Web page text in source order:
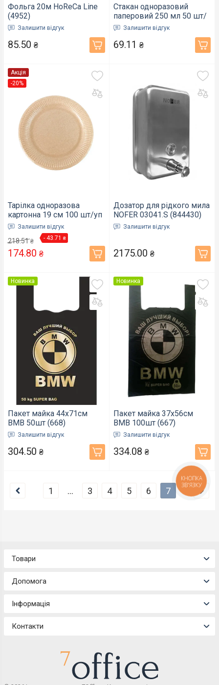
Фольга 20м HoReCa Line
(4952)
Залишити відгук
85.50 ₴
Стакан одноразовий
паперовий 250 мл 50 шт/
уп білий (6626015)
Залишити відгук
69.11 ₴
Акція
-20%
Тарілка одноразова
картонна 19 см 100 шт/уп
крафт (6655005)
Залишити відгук
218.51 ₴ - 43.71 ₴
174.80 ₴
Дозатор для рідкого мила
NOFER 03041.S (844430)
Залишити відгук
2175.00 ₴
Новинка
Пакет майка 44х71см
ВМВ 50шт (668)
Залишити відгук
304.50 ₴
Новинка
Пакет майка 37х56см
ВМВ 100шт (667)
Залишити відгук
334.08 ₴
1 ... 3 4 5 6 7
Товари
Допомога
Інформація
Контакти
КНОПКА
ЗВ'ЯЗКУ